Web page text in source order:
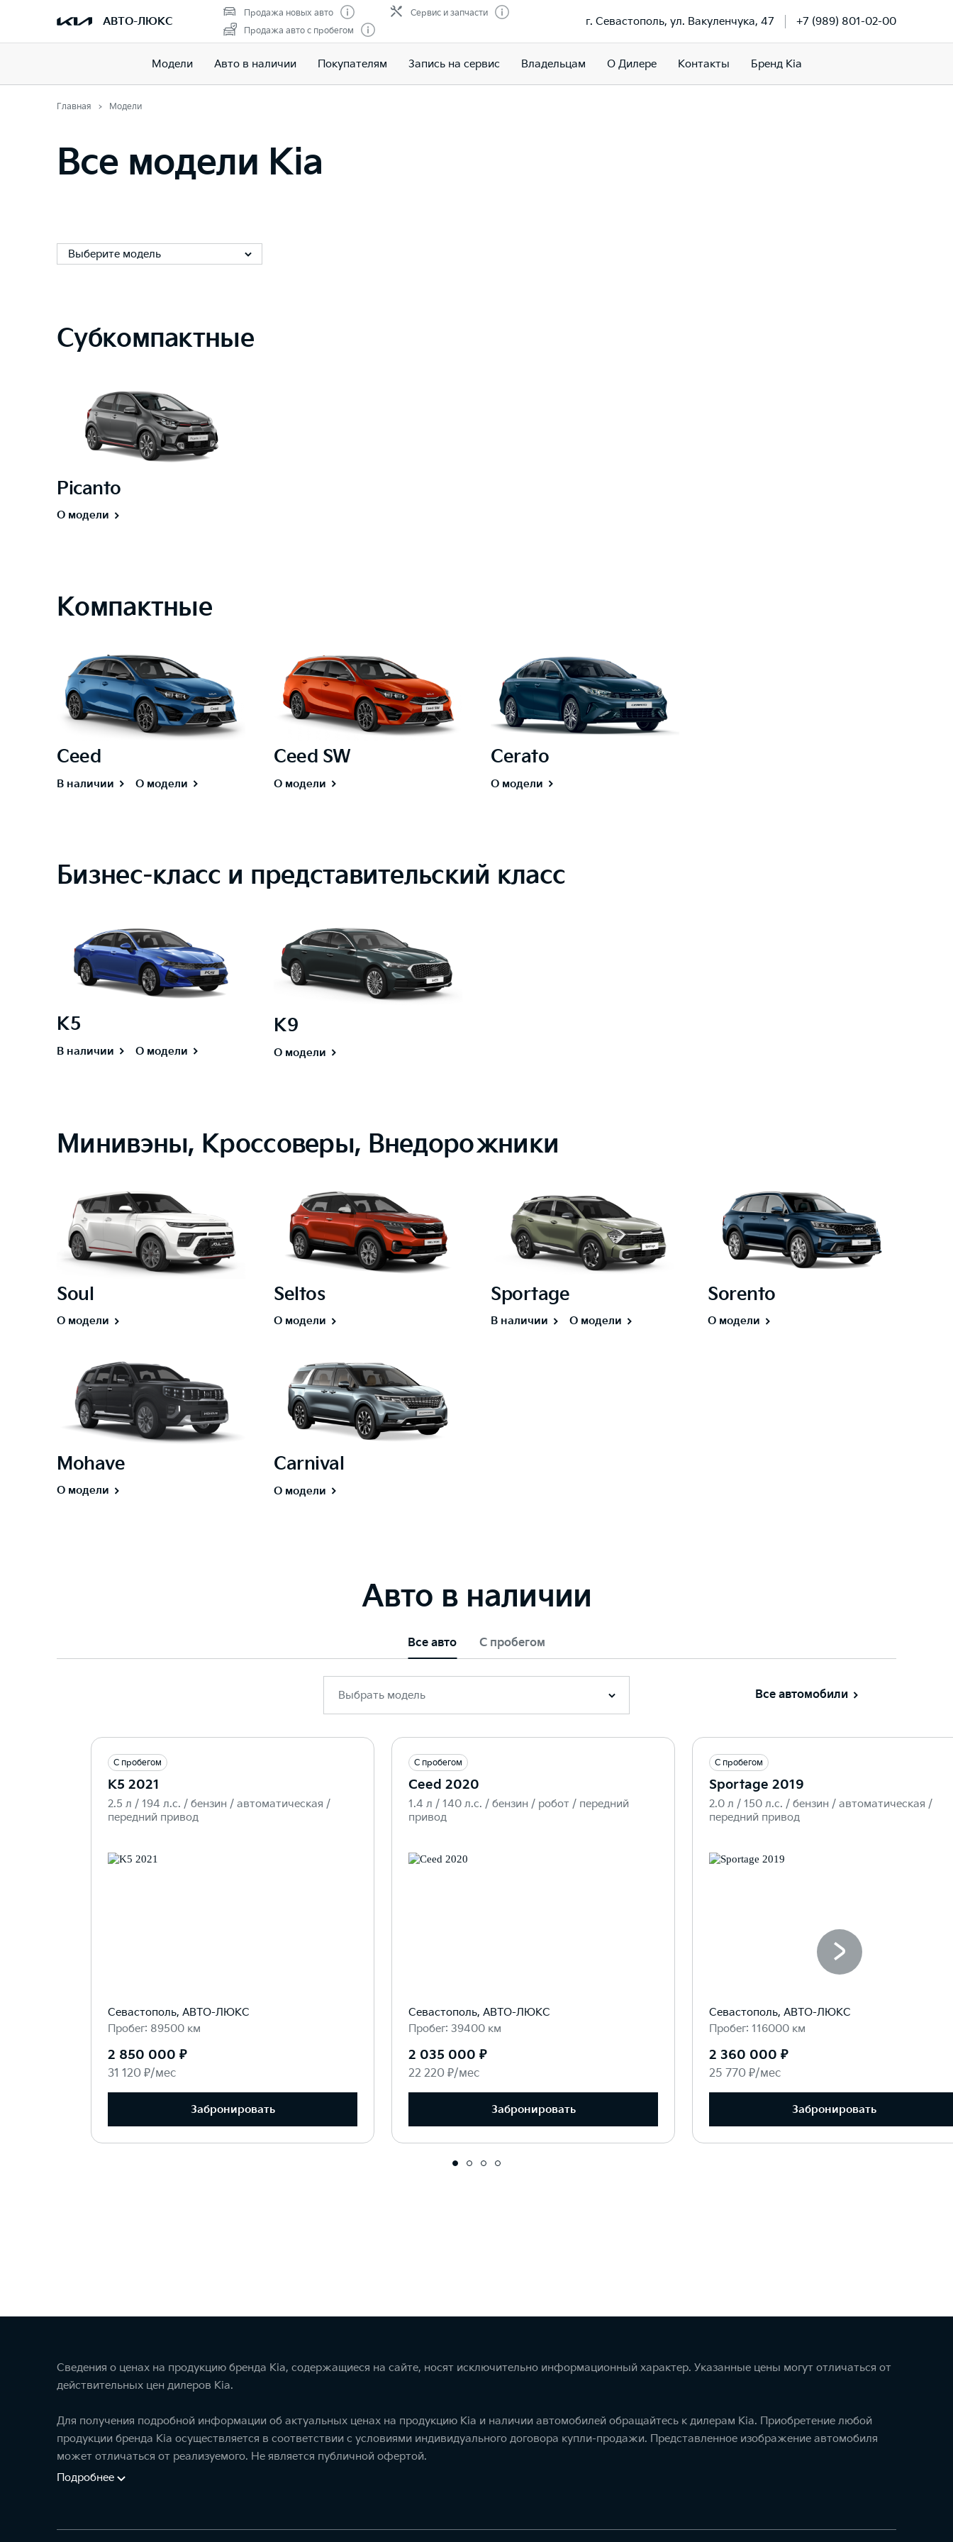
АВТО-ЛЮКС
Продажа новых авто
Продажа авто с пробегом
Сервис и запчасти
г. Севастополь, ул. Вакуленчука, 47 +7 (989) 801-02-00
Модели Авто в наличии Покупателям Запись на сервис Владельцам О Дилере Контакты Бренд Kia
Главная Модели
Все модели Kia
Выберите модель
Субкомпактные
Picanto
О модели
Компактные
Ceed
В наличии О модели
Ceed SW
О модели
Cerato
О модели
Бизнес-класс и представительский класс
K5
В наличии О модели
K9
О модели
Минивэны, Кроссоверы, Внедорожники
Soul
О модели
Seltos
О модели
Sportage
В наличии О модели
Sorento
О модели
Mohave
О модели
Carnival
О модели
Авто в наличии
Все авто С пробегом
Выбрать модель Все автомобили
С пробегом
K5 2021
2.5 л / 194 л.c. / бензин / автоматическая /
передний привод
Севастополь, АВТО-ЛЮКС
Пробег: 89500 км
2 850 000 ₽
31 120 ₽/мес
Забронировать
С пробегом
Ceed 2020
1.4 л / 140 л.c. / бензин / робот / передний
привод
Севастополь, АВТО-ЛЮКС
Пробег: 39400 км
2 035 000 ₽
22 220 ₽/мес
Забронировать
С пробегом
Sportage 2019
2.0 л / 150 л.c. / бензин / автоматическая /
передний привод
Севастополь, АВТО-ЛЮКС
Пробег: 116000 км
2 360 000 ₽
25 770 ₽/мес
Забронировать
Сведения о ценах на продукцию бренда Kia, содержащиеся на сайте, носят исключительно информационный характер. Указанные цены могут отличаться от
действительных цен дилеров Kia.
Для получения подробной информации об актуальных ценах на продукцию Kia и наличии автомобилей обращайтесь к дилерам Kia. Приобретение любой
продукции бренда Kia осуществляется в соответствии с условиями индивидуального договора купли-продажи. Представленное изображение автомобиля
может отличаться от реализуемого. Не является публичной офертой.
Подробнее